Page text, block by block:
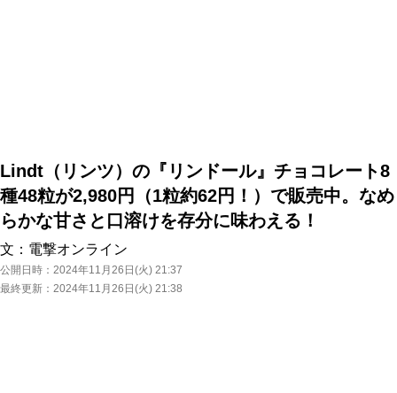
Lindt（リンツ）の『リンドール』チョコレート8
種48粒が2,980円（1粒約62円！）で販売中。なめ
らかな甘さと口溶けを存分に味わえる！
文： 電撃オンライン
公開日時： 2024年11月26日(火) 21:37
最終更新： 2024年11月26日(火) 21:38